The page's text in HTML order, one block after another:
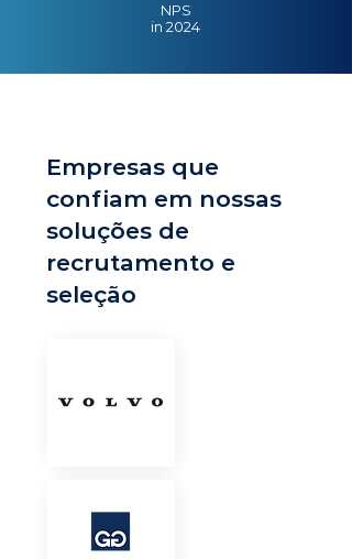
NPS
in 2024
Empresas que
confiam em nossas
soluções de
recrutamento e
seleção